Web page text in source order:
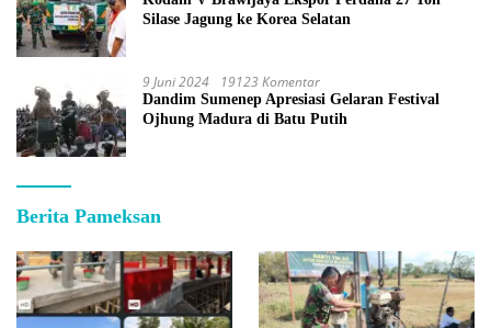
Silase Jagung ke Korea Selatan
9 Juni 2024 19123 Komentar
Dandim Sumenep Apresiasi Gelaran Festival
Ojhung Madura di Batu Putih
Berita Pameksan